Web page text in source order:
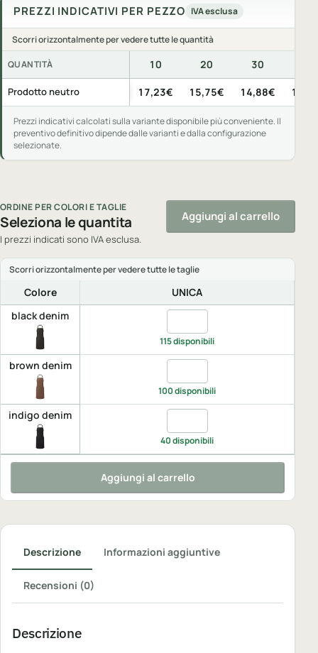
PREZZI INDICATIVI PER PEZZO IVA esclusa
Scorri orizzontalmente per vedere tutte le quantità
Prezzi indicativi per pezzo, IVA esclusa, per quantità di
QUANTITÀ 10 20 30
Prodotto neutro 17,23€ 15,75€ 14,88€
Prezzi indicativi calcolati sulla variante disponibile più conveniente. Il
preventivo definitivo dipende dalle varianti e dalla configurazione
selezionate.
ORDINE PER COLORI E TAGLIE
Seleziona le quantita
I prezzi indicati sono IVA esclusa.
Aggiungi al carrello
Colore
UNICA
black denim
115 disponibili
brown denim
100 disponibili
indigo denim
40 disponibili
Aggiungi al carrello
Descrizione Informazioni aggiuntive
Recensioni (0)
Descrizione